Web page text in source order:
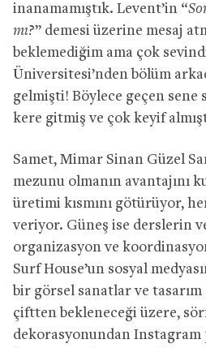
inanamamıştık. Levent’in “
mı?” demesi üzerine mesaj
beklemediğim ama çok
Üniversitesi’nden bölüm
gelmişti! Böylece geçen sene
kere gitmiş ve çok keyif
Samet, Mimar Sinan Güzel
mezunu olmanın avantajını
üretimi kısmını götürüyor,
veriyor. Güneş ise derslerin
organizasyon ve
Surf House’un sosyal
bir görsel sanatlar ve tasarım
çiftten bekleneceği üzere,
dekorasyonundan Instagram